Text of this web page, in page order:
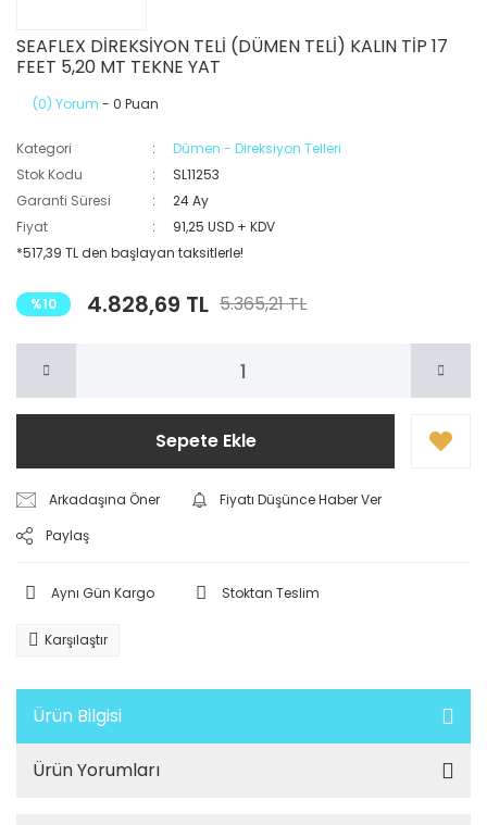
SEAFLEX DİREKSİYON TELİ (DÜMEN TELİ) KALIN TİP 17
FEET 5,20 MT TEKNE YAT
(0) Yorum - 0 Puan
Kategori
Dümen - Direksiyon Telleri
Stok Kodu
SL11253
Garanti Süresi
24 Ay
Fiyat
91,25 USD + KDV
*517,39 TL den başlayan taksitlerle!
%10 4.828,69 TL 5.365,21 TL
Sepete Ekle
Arkadaşına Öner
Fiyatı Düşünce Haber Ver
Paylaş
Aynı Gün Kargo Stoktan Teslim
Karşılaştır
Ürün Bilgisi
Ürün Yorumları